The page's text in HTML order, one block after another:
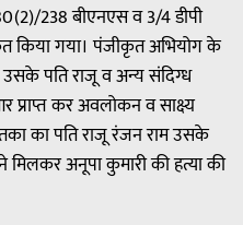
238 बीएनएस व 3/4 डीपी
किया गया। पंजीकृत अभियोग के
पति राजू व अन्य संदिग्ध
प्राप्त कर अवलोकन व साक्ष्य
का पति राजू रंजन राम उसके
मिलकर अनूपा कुमारी की हत्या की